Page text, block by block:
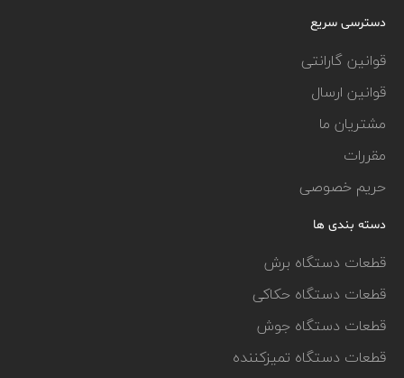
دسترسی سریع
قوانین گارانتی
قوانین ارسال
مشتریان ما
مقررات
حریم خصوصی
دسته بندی ها
قطعات دستگاه برش
قطعات دستگاه حکاکی
قطعات دستگاه جوش
قطعات دستگاه تمیزکننده